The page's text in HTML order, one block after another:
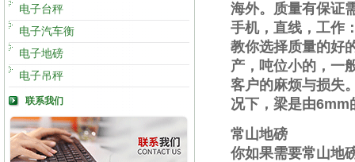
电子台秤
电子汽车衡
电子地磅
电子吊秤
联系我们
海外。质量有保证
手机，直线 ，工作
教你选择质量的好
产，吨位小的，一
客户的麻烦与损失
况下，梁是由6mm
常山地磅
你如果需要常山地